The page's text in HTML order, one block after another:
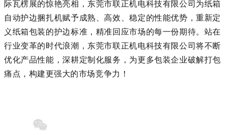
际瓦楞展的惊艳亮相，东莞市联正机电科技有限公司为纸箱
自动护边捆扎机赋予成熟、高效、稳定的性能优势，重新定
义纸箱包装的护边标准，精准回应市场的每一份期待。 站在
行业变革的时代浪潮，东莞市联正机电科技有限公司将不断
优化产品性能，深耕定制化服务，为更多包装企业破解打包
痛点，构建更强大的市场竞争力！